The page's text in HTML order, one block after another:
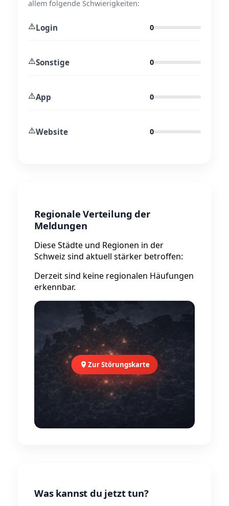
allem folgende Schwierigkeiten:
⚠️Login 0
⚠️Sonstige 0
⚠️App 0
⚠️Website 0
Regionale Verteilung der
Meldungen
Diese Städte und Regionen in der
Schweiz sind aktuell stärker betroffen:
Derzeit sind keine regionalen Häufungen
erkennbar.
Zur Störungskarte
Was kannst du jetzt tun?